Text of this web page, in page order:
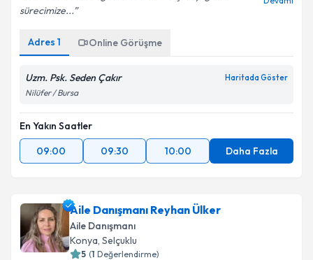
sürecimize...
Adres 1 Online Görüşme
Uzm. Psk. Seden Çakır Haritada Göster
Nilüfer / Bursa
En Yakın Saatler
09:00
09:30 10:00 Daha Fazla
Aile Danışmanı Reyhan Ülker
Aile Danışmanı
Konya, Selçuklu
5 (1 Değerlendirme)